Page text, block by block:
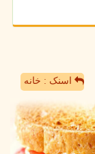
اسنک : خانه